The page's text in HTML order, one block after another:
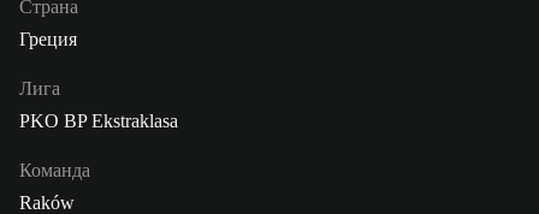
Страна
Греция
Лига
PKO BP Ekstraklasa
Команда
Raków